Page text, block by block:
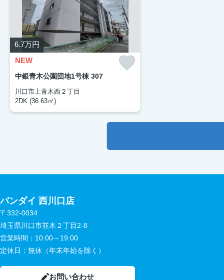
6.7万円
NEW
中銀青木公園団地1号棟 307
川口市上青木西２丁目
2DK (36.63㎡)
バンダイ 西川口店
〒332-0034
埼玉県川口市並木２丁目2-8
営業時間： 10:00～19:00
定休日： 無休（年末年始を除く）
お問い合わせ